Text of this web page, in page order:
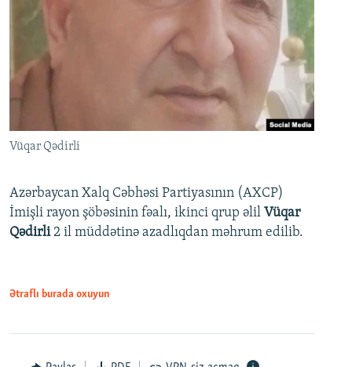
Vüqar Qədirli
Azərbaycan Xalq Cəbhəsi Partiyasının (AXCP)
İmişli rayon şöbəsinin fəalı, ikinci qrup əlil Vüqar
Qədirli2 il müddətinə azadlıqdan məhrum edilib.
Ətraflı burada oxuyun